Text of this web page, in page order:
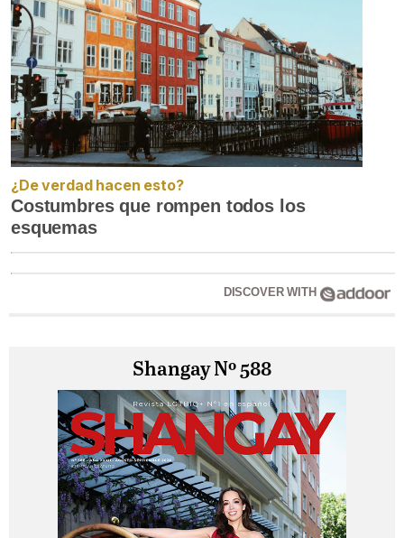
¿De verdad hacen esto?
Costumbres que rompen todos los
esquemas
DISCOVER WITH
Shangay Nº 588